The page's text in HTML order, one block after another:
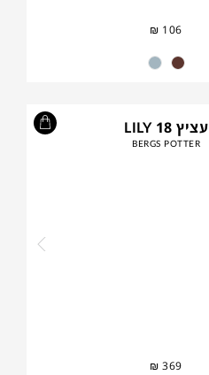
₪ 106
עציץ LILY 18
BERGS POTTER
₪ 369